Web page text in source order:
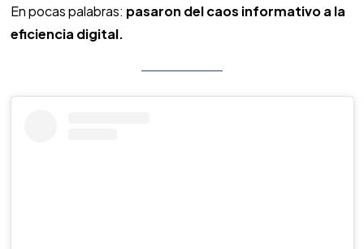
En pocas palabras: pasaron del caos informativo a la
eficiencia digital.